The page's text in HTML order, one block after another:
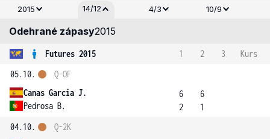
2015
14/12 4/3 10/9
Odehrané zápasy2015
Futures 2015 1 2 3
Kurs
05.10.
Canas Garcia J.
Pedrosa B.
Q-OF
6
2
6
1
04.10.
Q-2K